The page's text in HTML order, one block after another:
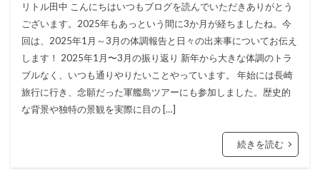
リトル田中 こんにちはいつもブログを読んでいただきありがとう
ございます。2025年もあっという間に3か月が経ちましたね。今
回は、2025年1月～3月の体調報告と日々の出来事についてお伝え
します！ 2025年1月〜3月の振り返り 新年から大きな体調のトラ
ブルなく、いつも通りやりたいことやっています。 年始には長崎
旅行に行き、念願だった軍艦島ツアーにも参加しました。歴史的
な背景や独特の景観を実際に目の […]
続きを読む